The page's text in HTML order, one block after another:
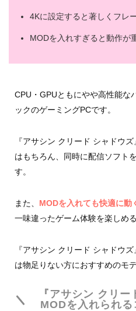
4Kに設定すると著しくフレ
MODを入れすぎると動作が
CPU・GPUともにやや高性能な
ックのゲーミングPCです。
『アサシン クリード シャドウ
はもちろん、同時に配信ソフト
す。
また、 MODを入れても快適に動
一味違ったゲーム体験を楽しめ
『アサシン クリード シャドウ
は物足りない方におすすめのモデ
『アサシン クリ
MODを入れられ